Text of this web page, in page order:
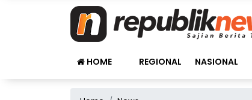
HOME REGIONAL NASIONAL